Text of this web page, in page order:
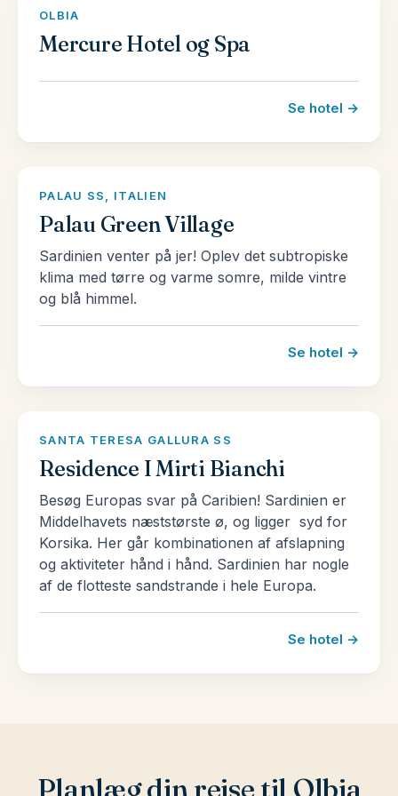
OLBIA
Mercure Hotel og Spa
Se hotel →
PALAU SS, ITALIEN
Palau Green Village
Sardinien venter på jer! Oplev det subtropiske
klima med tørre og varme somre, milde vintre
og blå himmel.
Se hotel →
SANTA TERESA GALLURA SS
Residence I Mirti Bianchi
Besøg Europas svar på Caribien! Sardinien er
Middelhavets næststørste ø, og ligger syd for
Korsika. Her går kombinationen af afslapning
og aktiviteter hånd i hånd. Sardinien har nogle
af de flotteste sandstrande i hele Europa.
Se hotel →
Planlæg din rejse til Olbia